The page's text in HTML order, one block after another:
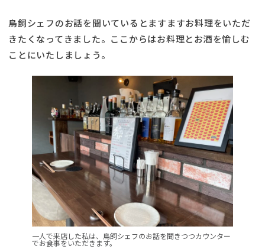
鳥飼シェフのお話を聞いているとますますお料理をいただ
きたくなってきました。ここからはお料理とお酒を愉しむ
ことにいたしましょう。
一人で来店した私は、鳥飼シェフのお話を聞きつつカウンター
でお食事をいただきます。